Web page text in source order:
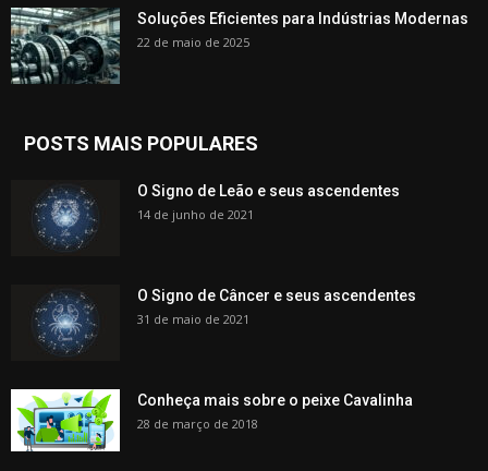
Soluções Eficientes para Indústrias Modernas
22 de maio de 2025
POSTS MAIS POPULARES
O Signo de Leão e seus ascendentes
14 de junho de 2021
O Signo de Câncer e seus ascendentes
31 de maio de 2021
Conheça mais sobre o peixe Cavalinha
28 de março de 2018